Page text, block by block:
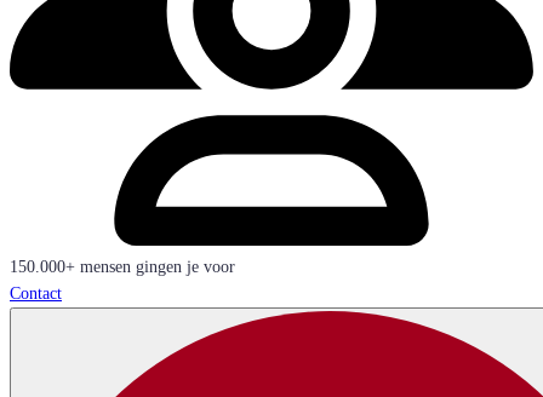
150.000+ mensen gingen je voor
Contact